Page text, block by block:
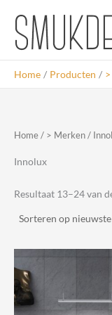
inhoud
Home Producten
Home / > Merken /
Innolux
Resultaat 13–24 van